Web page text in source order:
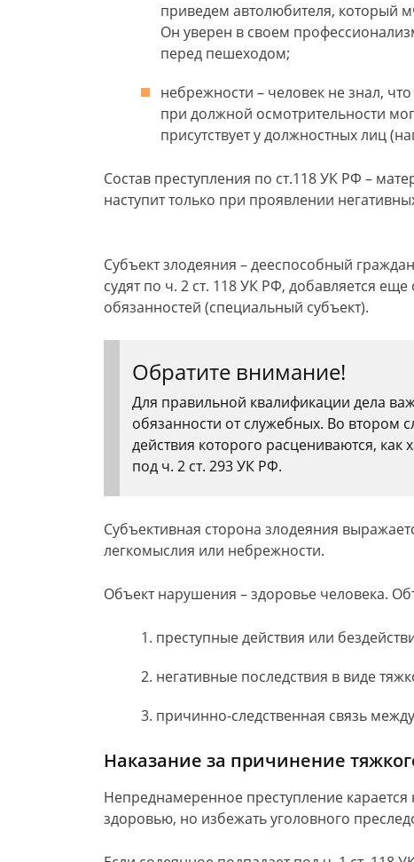
приведем автолюбителя, который
Он уверен в своем
перед пешеходом;
небрежности – человек не знал,
при должной осмотрительности
присутствует у должностных лиц
Состав преступления по ст.118 УК РФ –
наступит только при проявлении
Субъект злодеяния – дееспособный
судят по ч. 2 ст. 118 УК РФ, добавляется
обязанностей (специальный субъект).
Обратите внимание!
Для правильной квалификации дела
обязанности от служебных. Во втором
действия которого расцениваются, как
под ч. 2 ст. 293 УК РФ.
Субъективная сторона злодеяния
легкомыслия или небрежности.
Объект нарушения – здоровье человека.
преступные действия или
негативные последствия в виде
причинно-следственная связь
Наказание за причинение
Непреднамеренное преступление
здоровью, но избежать уголовного